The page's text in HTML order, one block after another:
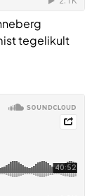
tegelikult